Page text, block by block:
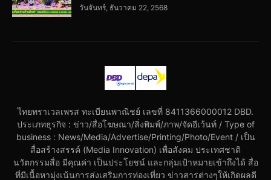
วันจันทร์, ธันวาคม 22, 2568
ไทยทราเวลเพรส ทะเบียนพาณิชย์ เลขที่ 8411366000012 DBD.
ประเภทธุรกิจ : ข่าว/สื่อโฆษณา/สิ่งพิมพ์/ภาพ/จัดอีเว้นท์ / Type of
business : News/Media/Advertise/Printing/Photo/Event / เป็น
สื่อสร้างสรรค์ (Media Innovation) เพื่อสังคม ประเทศชาติ
นวัตกรรมสื่อ มีคุณค่า เป็นประโยชน์ และกลุ่มเป้าหมายเข้าถึงได้ สื่อ
ที่มีเนื้อหามุ่งเน้นการส่งเสริมการท่องเที่ยว ข่าวสารต่างๆให้เกิดผลดี